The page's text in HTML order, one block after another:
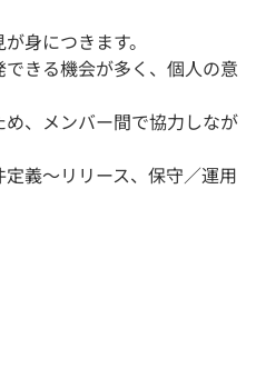
身につきます。
きる機会が多く、個人の意
、メンバー間で協力しなが
義～リリース、保守／運用